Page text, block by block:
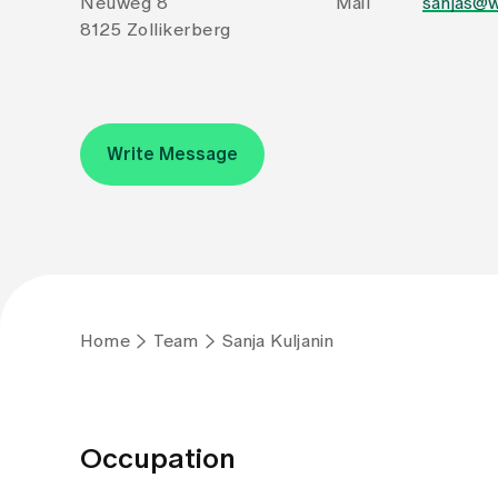
8125 Zollikerberg
Write Message
Home Team Sanja Kuljanin
Occupation